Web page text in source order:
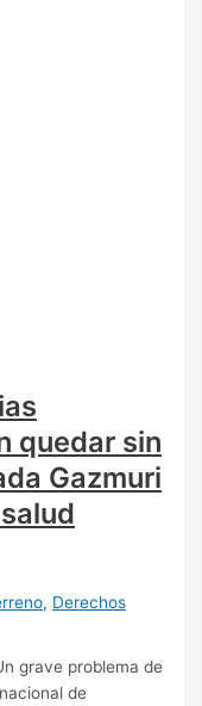
quedar sin
Gazmuri
, Derechos
grave problema de
de